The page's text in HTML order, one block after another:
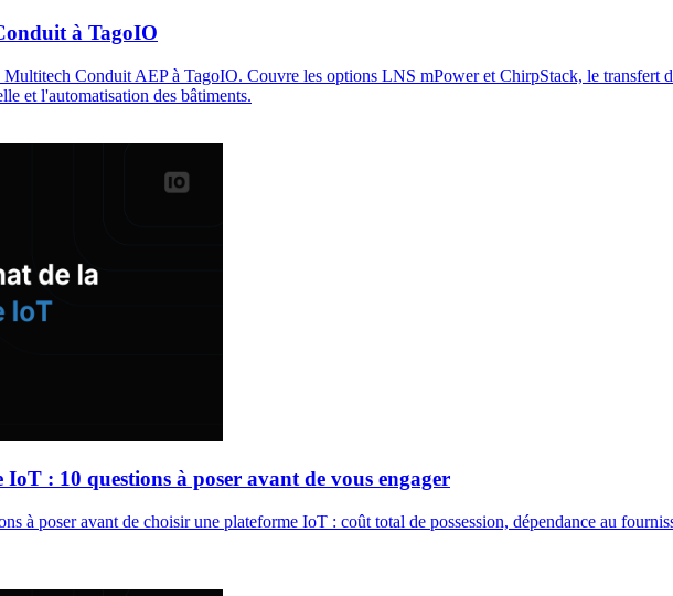
à TagoIO
Multitech Conduit AEP à TagoIO. Couvre les options LNS mPower et ChirpStack, le transfert
et l'automatisation des bâtiments.
: 10 questions à poser avant de vous engager
à poser avant de choisir une plateforme IoT : coût total de possession, dépendance au